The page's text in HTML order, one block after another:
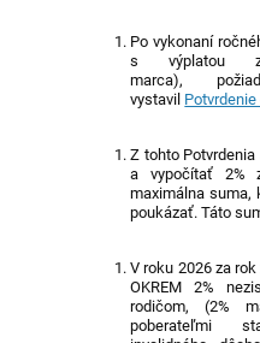
Po vykonaní
s výplatou
marca),
p
vystavil
Z tohto
a vypočítať 2%
maximálna suma,
poukázať. Táto
V roku 2026 za rok
OKREM 2%
rodičom,
(2%
poberateľmi